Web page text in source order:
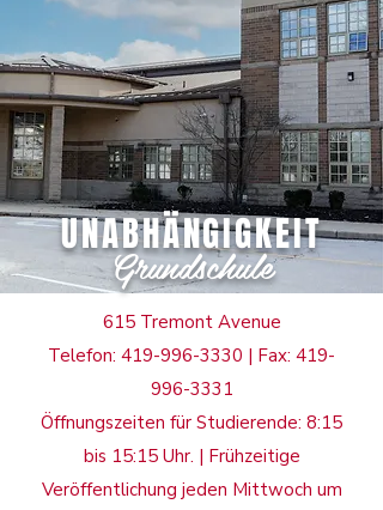
UNABHÄNGIGKEIT
Grundschule
615 Tremont Avenue
Telefon: 419-996-3330 | Fax: 419-
996-3331
Öffnungszeiten für Studierende: 8:15
bis 15:15 Uhr. | Frühzeitige
Veröffentlichung jeden Mittwoch um